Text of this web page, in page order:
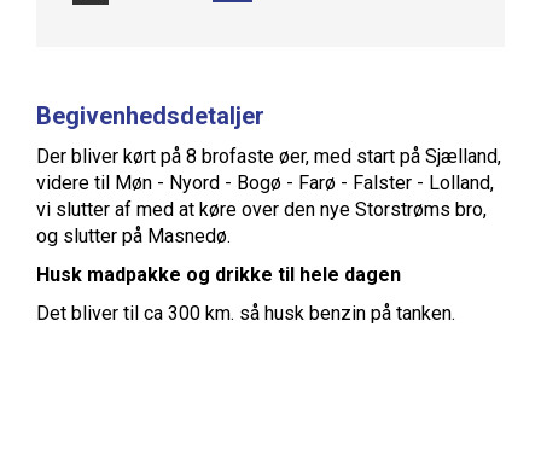
Begivenhedsdetaljer
Der bliver kørt på 8 brofaste øer, med start på Sjælland,
videre til Møn - Nyord - Bogø - Farø - Falster - Lolland,
vi slutter af med at køre over den nye Storstrøms bro,
og slutter på Masnedø.
Husk madpakke og drikke til hele dagen
Det bliver til ca 300 km. så husk benzin på tanken.